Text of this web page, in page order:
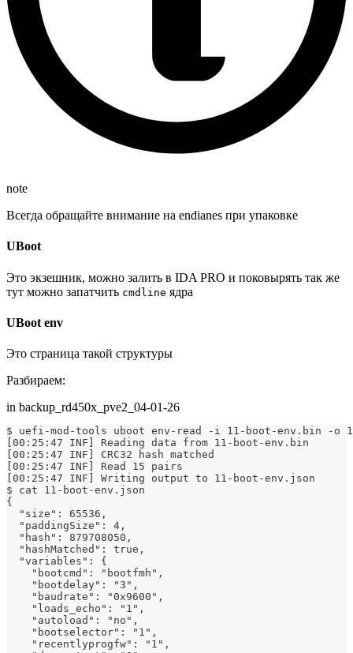
note
Всегда обращайте внимание на endianes при упаковке
UBoot
Это экзешник, можно залить в IDA PRO и поковырять так же
тут можно запатчить cmdline ядра
UBoot env
Это страница такой структуры
Разбираем:
in backup_rd450x_pve2_04-01-26
$ uefi-mod-tools uboot env-read -i 11-boot-env.bin -o
[00:25:47 INF] Reading data from 11-boot-env.bin
[00:25:47 INF] CRC32 hash matched
[00:25:47 INF] Read 15 pairs
[00:25:47 INF] Writing output to 11-boot-env.json
$ cat 11-boot-env.json
{
  "size": 65536,
  "paddingSize": 4,
  "hash": 879708050,
  "hashMatched": true,
  "variables": {
    "bootcmd": "bootfmh",
    "bootdelay": "3",
    "baudrate": "0x9600",
    "loads_echo": "1",
    "autoload": "no",
    "bootselector": "1",
    "recentlyprogfw": "1",